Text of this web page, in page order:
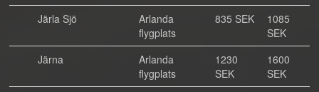
Järla Sjö
Arlanda
flygplats
835 SEK
1085
SEK
Järna
Arlanda
flygplats
1230
SEK
1600
SEK